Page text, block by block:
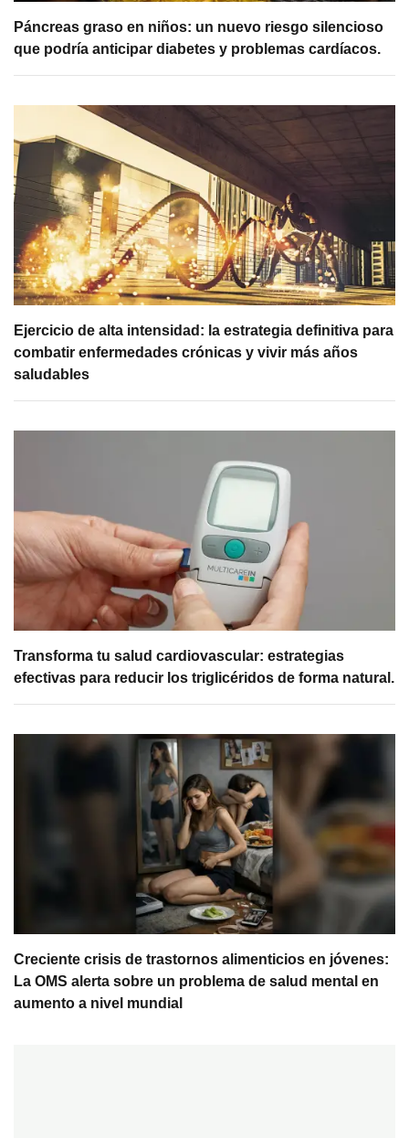
Páncreas graso en niños: un nuevo riesgo silencioso
que podría anticipar diabetes y problemas cardíacos.
Ejercicio de alta intensidad: la estrategia definitiva para
combatir enfermedades crónicas y vivir más años
saludables
Transforma tu salud cardiovascular: estrategias
efectivas para reducir los triglicéridos de forma natural.
Creciente crisis de trastornos alimenticios en jóvenes:
La OMS alerta sobre un problema de salud mental en
aumento a nivel mundial